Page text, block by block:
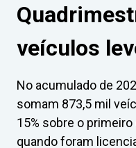
veículos
No acumulado de
somam 873,5 mil
15% sobre o
quando foram